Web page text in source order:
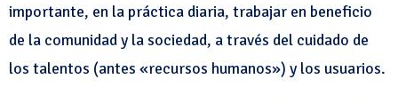
importante, en la práctica diaria, trabajar en beneficio
de la comunidad y la sociedad, a través del cuidado de
los talentos (antes «recursos humanos») y los usuarios.